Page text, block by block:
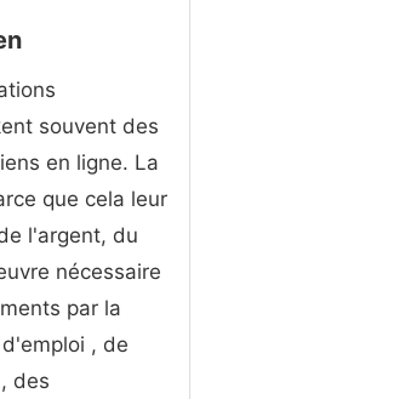
souvent des
en ligne. La
que cela leur
l'argent, du
nécessaire
par la
, de
des